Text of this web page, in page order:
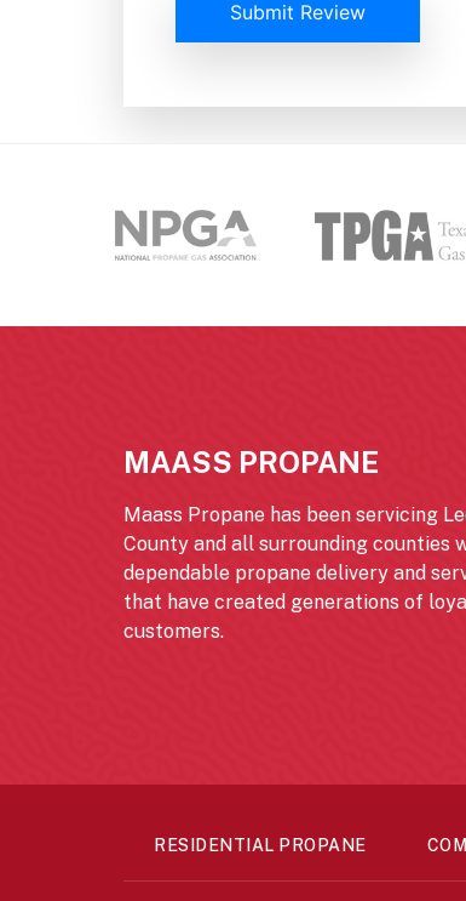
Submit Review
MAASS PROPANE
Maass Propane has been servicing
County and all surrounding counties
dependable propane delivery and
that have created generations of
customers.
RESIDENTIAL PROPANE